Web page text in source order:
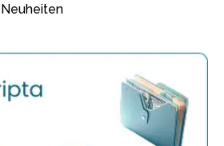
Neuheiten